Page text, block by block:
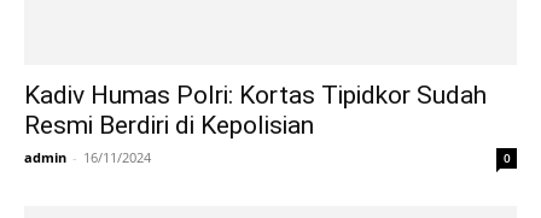
Kadiv Humas Polri: Kortas Tipidkor Sudah
Resmi Berdiri di Kepolisian
admin - 16/11/2024 0